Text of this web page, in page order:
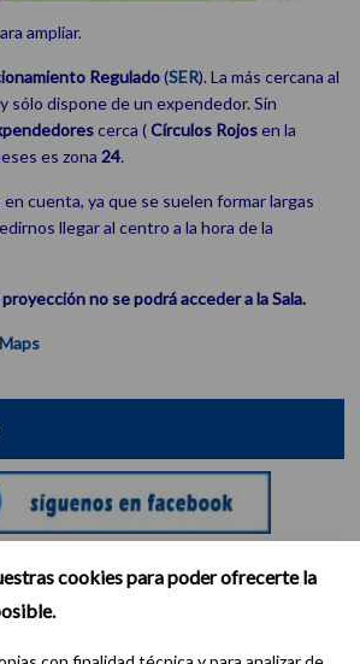
cookies para poder ofrecerte la
ampliar.
Regulado(SER). La más cercana al
y sólo dispone de un expendedor. Sin
cerca (Círculos Rojosen la
es zona24.
cuenta, ya que se suelen formar largas
llegar al centro a la hora de la
no se podrá acceder a la Sala.